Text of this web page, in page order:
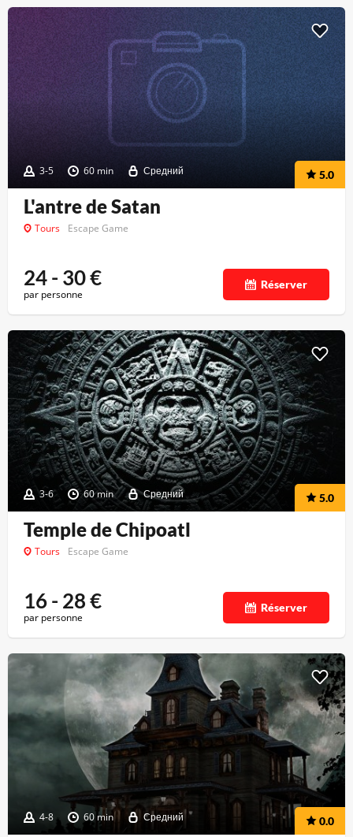
3-5 60 min Средний 5.0
L'antre de Satan
Tours Escape Game
24 - 30€
par personne
Réserver
3-6 60 min Средний 5.0
Temple de Chipoatl
Tours Escape Game
16 - 28€
par personne
Réserver
4-8 60 min Средний 0.0